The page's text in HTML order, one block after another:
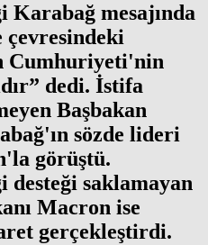
mesajında
çevresindeki
Cumhuriyeti'nin
dedi. İstifa
Başbakan
sözde lideri
görüştü.
saklamayan
Macron ise
gerçekleştirdi.